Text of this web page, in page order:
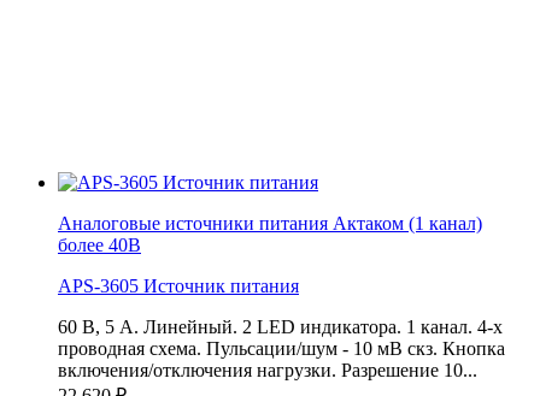
Аналоговые источники питания Актаком (1 канал)
более 40В
APS-3605 Источник питания
60 В, 5 А. Линейный. 2 LED индикатора. 1 канал. 4-х
проводная схема. Пульсации/шум - 10 мВ скз. Кнопка
включения/отключения нагрузки. Разрешение 10...